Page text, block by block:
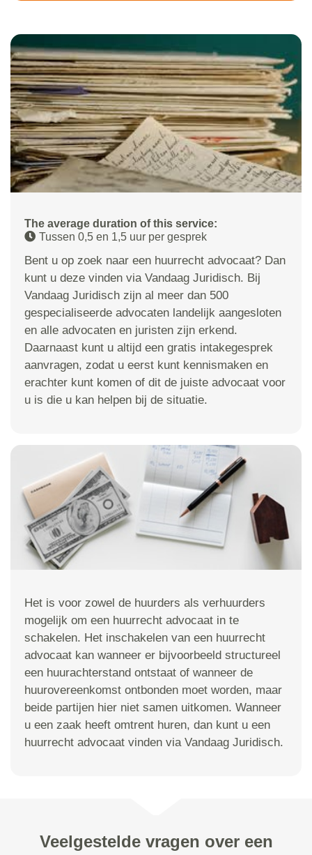
The average duration of this service:
Tussen 0,5 en 1,5 uur per gesprek
Bent u op zoek naar een huurrecht advocaat? Dan
kunt u deze vinden via Vandaag Juridisch. Bij
Vandaag Juridisch zijn al meer dan 500
gespecialiseerde advocaten landelijk aangesloten
en alle advocaten en juristen zijn erkend.
Daarnaast kunt u altijd een gratis intakegesprek
aanvragen, zodat u eerst kunt kennismaken en
erachter kunt komen of dit de juiste advocaat voor
u is die u kan helpen bij de situatie.
Het is voor zowel de huurders als verhuurders
mogelijk om een huurrecht advocaat in te
schakelen. Het inschakelen van een huurrecht
advocaat kan wanneer er bijvoorbeeld structureel
een huurachterstand ontstaat of wanneer de
huurovereenkomst ontbonden moet worden, maar
beide partijen hier niet samen uitkomen. Wanneer
u een zaak heeft omtrent huren, dan kunt u een
huurrecht advocaat vinden via Vandaag Juridisch.
Veelgestelde vragen over een